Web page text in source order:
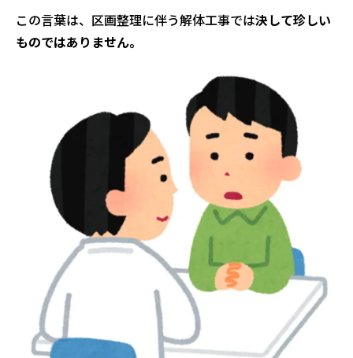
この言葉は、区画整理に伴う解体工事では決して珍しい
ものではありません。